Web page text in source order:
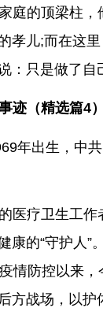
庭的顶梁柱，
孝儿;而在这
：只是做了自
迹（精选篇4）
年出生，中共
医疗卫生工作
康的“守护人”
情防控以来
方战场，以护